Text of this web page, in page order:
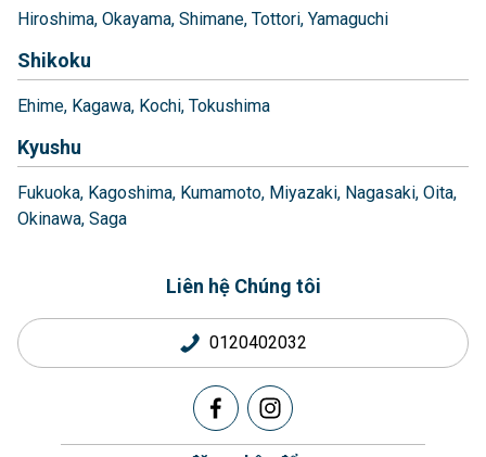
Hiroshima Okayama Shimane Tottori Yamaguchi
Shikoku
Ehime Kagawa Kochi Tokushima
Kyushu
Fukuoka Kagoshima Kumamoto Miyazaki Nagasaki Oita
Okinawa Saga
Liên hệ Chúng tôi
0120402032